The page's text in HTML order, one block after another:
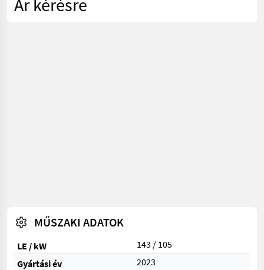
Ár kérésre
MŰSZAKI ADATOK
LE / kW
143 / 105
Gyártási év
2023